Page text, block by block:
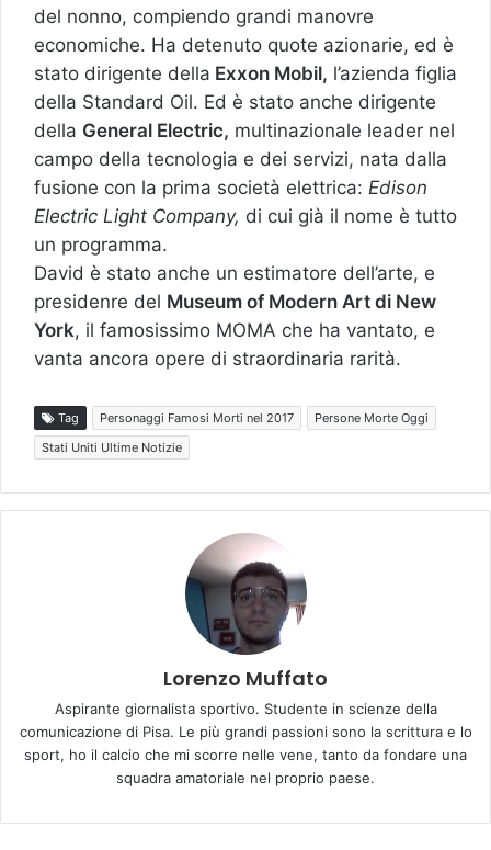
del nonno, compiendo grandi manovre
economiche. Ha detenuto quote azionarie, ed è
stato dirigente della Exxon Mobil, l’azienda figlia
della Standard Oil. Ed è stato anche dirigente
della General Electric, multinazionale leader nel
campo della tecnologia e dei servizi, nata dalla
fusione con la prima società elettrica: Edison
Electric Light Company, di cui già il nome è tutto
un programma.
David è stato anche un estimatore dell’arte, e
presidenre del Museum of Modern Art di New
York, il famosissimo MOMA che ha vantato, e
vanta ancora opere di straordinaria rarità.
Tag Personaggi Famosi Morti nel 2017
Persone Morte Oggi
Stati Uniti Ultime Notizie
Lorenzo Muffato
Aspirante giornalista sportivo. Studente in scienze della
comunicazione di Pisa. Le più grandi passioni sono la scrittura e lo
sport, ho il calcio che mi scorre nelle vene, tanto da fondare una
squadra amatoriale nel proprio paese.